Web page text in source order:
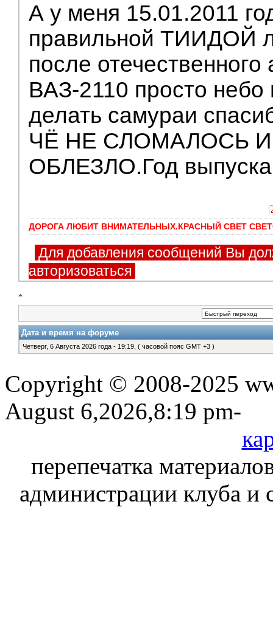
А у меня 15.01.2011
правильной ТИИДОЙ
после
ВАЗ-2110 просто
делать самураи
ЧЁ НЕ СЛОМАЛОСЬ
ОБЛЕЗЛО.Год
ДОРОГА ЛЮБИТ ВНИМАТЕЛЬНЫХ.КРАСНЫЙ СВЕТ
Для добавления сообщений Вы
авторизоваться
Дата и время на форуме
Четверг, 6 Августа 2026 года - 19:19, ( часовой пояс GMT +3 )
Copyright © 2008-2025
August 6,2026,8:19 pm-
перепечатка
администрации клуба и